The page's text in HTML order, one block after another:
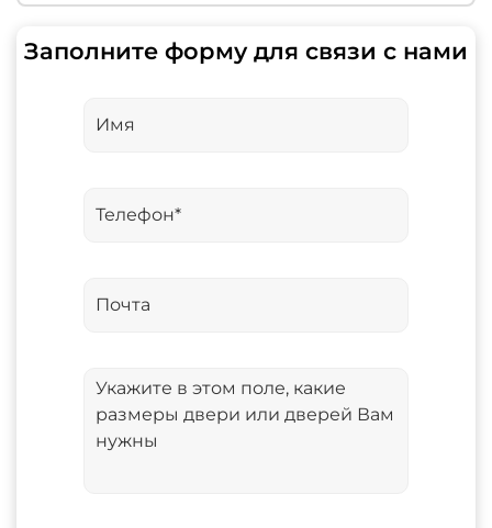
Заполните форму для связи с нами